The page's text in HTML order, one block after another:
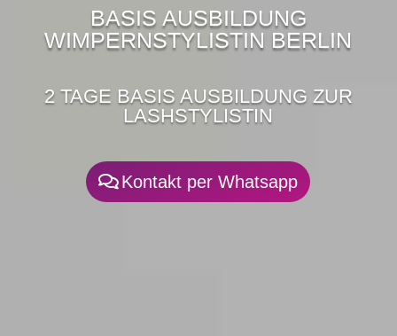
BASIS AUSBILDUNG
WIMPERNSTYLISTIN BERLIN
2 TAGE BASIS AUSBILDUNG ZUR
LASHSTYLISTIN
Kontakt per Whatsapp